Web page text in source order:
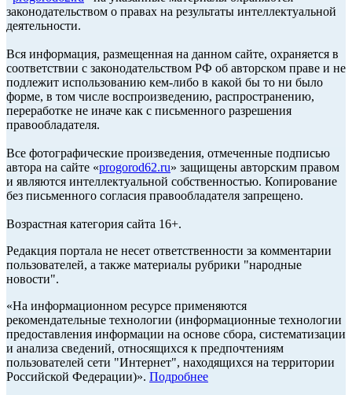
законодательством о правах на результаты интеллектуальной
деятельности.
Вся информация, размещенная на данном сайте, охраняется в
соответствии с законодательством РФ об авторском праве и не
подлежит использованию кем-либо в какой бы то ни было
форме, в том числе воспроизведению, распространению,
переработке не иначе как с письменного разрешения
правообладателя.
Все фотографические произведения, отмеченные подписью
автора на сайте «progorod62.ru» защищены авторским правом
и являются интеллектуальной собственностью. Копирование
без письменного согласия правообладателя запрещено.
Возрастная категория сайта 16+.
Редакция портала не несет ответственности за комментарии
пользователей, а также материалы рубрики "народные
новости".
«На информационном ресурсе применяются
рекомендательные технологии (информационные технологии
предоставления информации на основе сбора, систематизации
и анализа сведений, относящихся к предпочтениям
пользователей сети "Интернет", находящихся на территории
Российской Федерации)». Подробнее